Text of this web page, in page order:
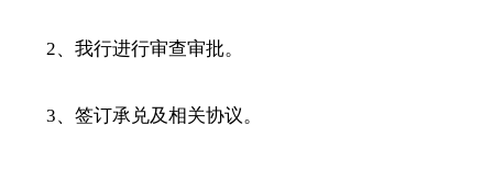
2、我行进行审查审批。
3、签订承兑及相关协议。